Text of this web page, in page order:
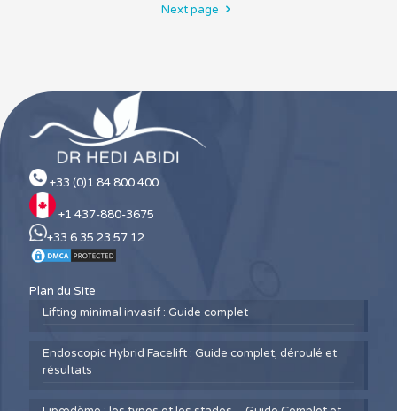
Next page
+33 (0)1 84 800 400
+1 437-880-3675
+33 6 35 23 57 12
Plan du Site
Lifting minimal invasif : Guide complet
Endoscopic Hybrid Facelift : Guide complet, déroulé et
résultats